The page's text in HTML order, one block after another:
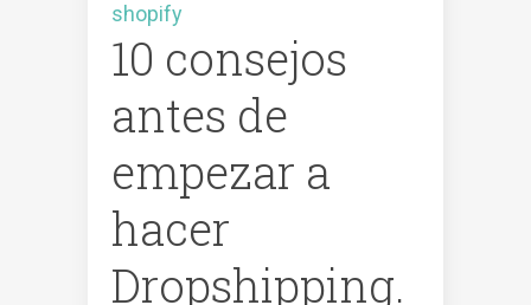
shopify
10 consejos
antes de
empezar a
hacer
Dropshipping.